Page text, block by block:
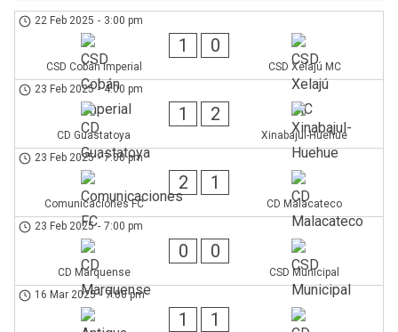
22 Feb 2025 - 3:00 pm
CSD Cobán Imperial
1 0
CSD Xelajú MC
23 Feb 2025 - 4:00 pm
CD Guastatoya
1 2
Xinabajul-Huehue
23 Feb 2025 - 7:00 pm
Comunicaciones FC
2 1
CD Malacateco
23 Feb 2025 - 7:00 pm
CD Marquense
0 0
CSD Municipal
16 Mar 2025 - 7:00 pm
1 1